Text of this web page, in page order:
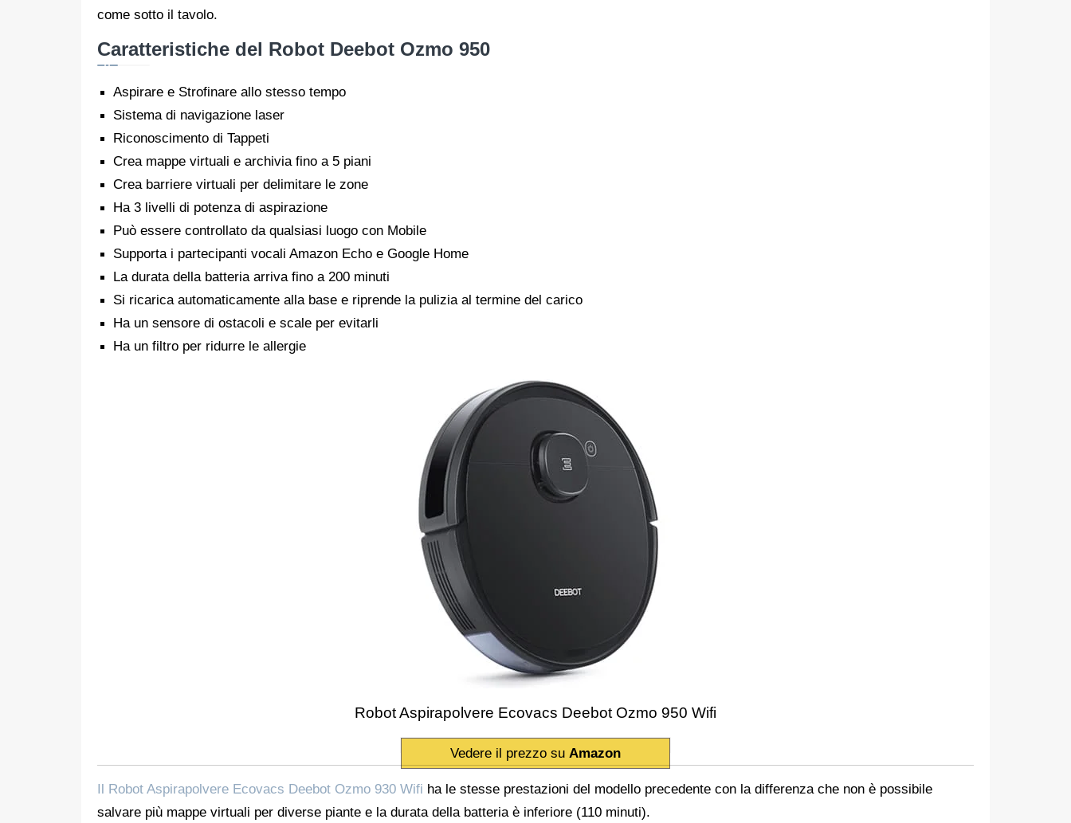
come sotto il tavolo.
Caratteristiche del Robot Deebot Ozmo 950
Aspirare e Strofinare allo stesso tempo
Sistema di navigazione laser
Riconoscimento di Tappeti
Crea mappe virtuali e archivia fino a 5 piani
Crea barriere virtuali per delimitare le zone
Ha 3 livelli di potenza di aspirazione
Può essere controllato da qualsiasi luogo con Mobile
Supporta i partecipanti vocali Amazon Echo e Google Home
La durata della batteria arriva fino a 200 minuti
Si ricarica automaticamente alla base e riprende la pulizia al termine del carico
Ha un sensore di ostacoli e scale per evitarli
Ha un filtro per ridurre le allergie
Robot Aspirapolvere Ecovacs Deebot Ozmo 950 Wifi
Vedere il prezzo su Amazon
Il Robot Aspirapolvere Ecovacs Deebot Ozmo 930 Wifi ha le stesse prestazioni del modello precedente con la differenza che non è possibile
salvare più mappe virtuali per diverse piante e la durata della batteria è inferiore (110 minuti).